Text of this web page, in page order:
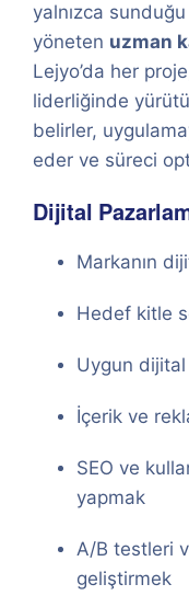
yalnızca
yöneten uzman
Lejyo’da her
liderliğinde
belirler,
eder ve süreci
Dijital
Markanın
Hedef kitle
Uygun dijital
İçerik ve
SEO ve
yapmak
A/B testleri
geliştirmek